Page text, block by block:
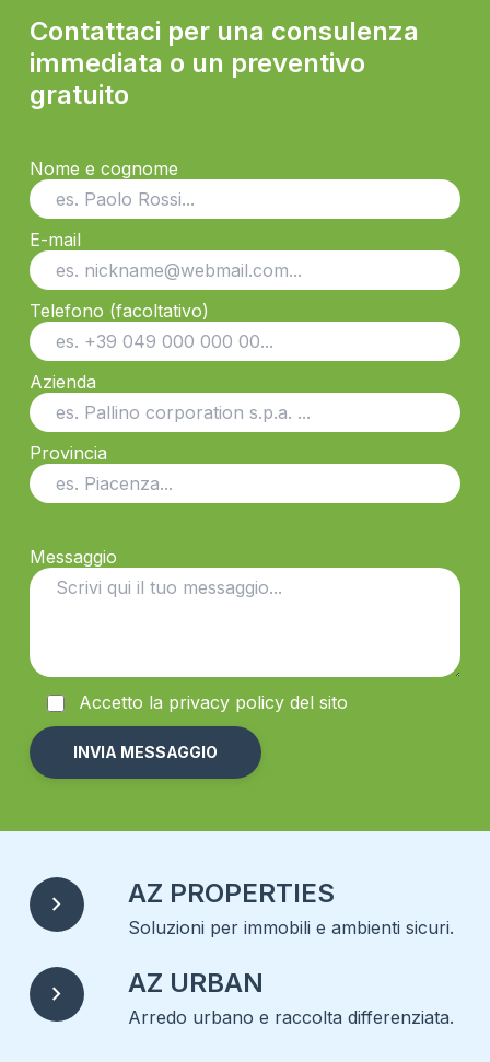
Contattaci per una consulenza
immediata o un preventivo
gratuito
Nome e cognome
E-mail
Telefono (facoltativo)
Azienda
Provincia
Messaggio
Accetto la privacypolicy del sito
chevron_right AZ PROPERTIES
Soluzioni per immobili e ambienti sicuri.
chevron_right AZ URBAN
Arredo urbano e raccolta differenziata.